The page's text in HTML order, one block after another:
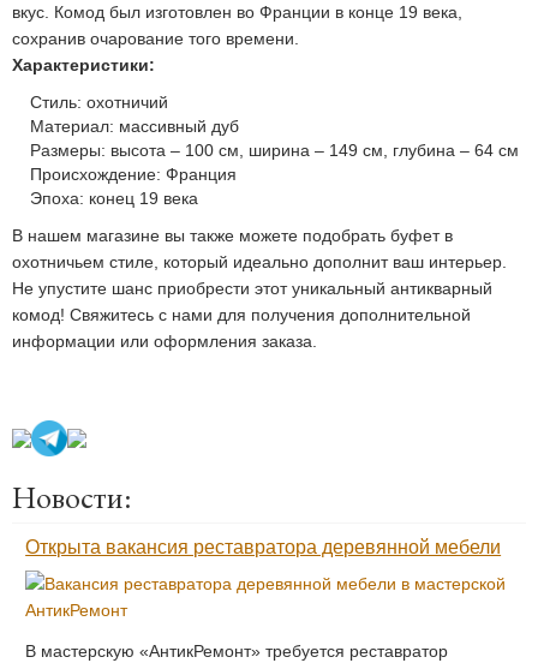
вкус. Комод был изготовлен во Франции в конце 19 века,
сохранив очарование того времени.
Характеристики:
Стиль: охотничий
Материал: массивный дуб
Размеры: высота – 100 см, ширина – 149 см, глубина – 64 см
Происхождение: Франция
Эпоха: конец 19 века
В нашем магазине вы также можете подобрать буфет в
охотничьем стиле, который идеально дополнит ваш интерьер.
Не упустите шанс приобрести этот уникальный антикварный
комод! Свяжитесь с нами для получения дополнительной
информации или оформления заказа.
Новости:
Открыта вакансия реставратора деревянной мебели
В мастерскую «АнтикРемонт» требуется реставратор